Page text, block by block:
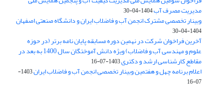
مدیریت مصرف آب1404-04-30
وبینار تخصصی مشترک انجمن آب و فاضلاب ایران و دانشگاه صنعتی اصفهان
1404-04-30
آخرین فراخوان شرکت در نهمین دوره مسابقه پایان نامه برتر (در حوزه
علوم و مهندسی آب و فاضلاب) ویژه دانش آموختگان سال 1400 به بعد در
مقاطع کارشناسی ارشد و دکتری1403-07-16
اعلام برنامه چهل و هفتمین وبینار تخصصی انجمن آب و فاضلاب ایران
1403-
07-16